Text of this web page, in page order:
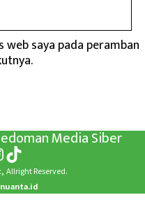
web saya pada peramban
Media Siber
TikTok
Allright Reserved.